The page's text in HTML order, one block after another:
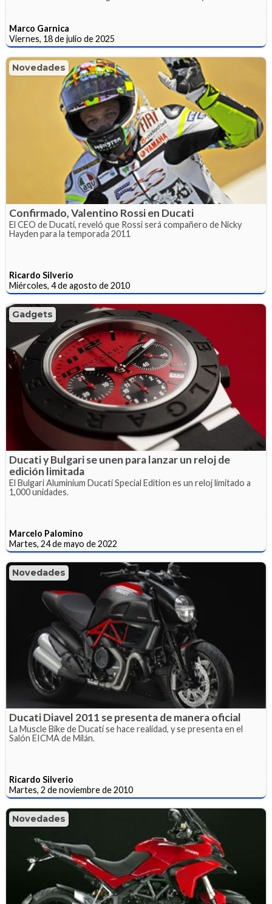
Marco Garnica
Viernes, 18 de julio de 2025
Novedades
Confirmado, Valentino Rossi en Ducati
El CEO de Ducati, reveló que Rossi será compañero de Nicky
Hayden para la temporada 2011
Ricardo Silverio
Miércoles, 4 de agosto de 2010
Gadgets
Ducati y Bulgari se unen para lanzar un reloj de
edición limitada
El Bulgari Aluminium Ducati Special Edition es un reloj limitado a
1,000 unidades.
Marcelo Palomino
Martes, 24 de mayo de 2022
Novedades
Ducati Diavel 2011 se presenta de manera oficial
La Muscle Bike de Ducati se hace realidad, y se presenta en el
Salón EICMA de Milán.
Ricardo Silverio
Martes, 2 de noviembre de 2010
Novedades